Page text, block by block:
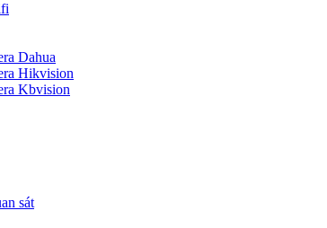
Dahua
Hikvision
Kbvision
sát